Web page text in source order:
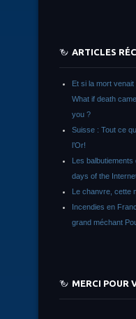
ARTICLES
Et si la mort
What if death
you ?
Suisse : Tout ce
l’Or!
Les balbutiements
days of the
Le chanvre, cette
Incendies en
grand méchant
MERCI POUR